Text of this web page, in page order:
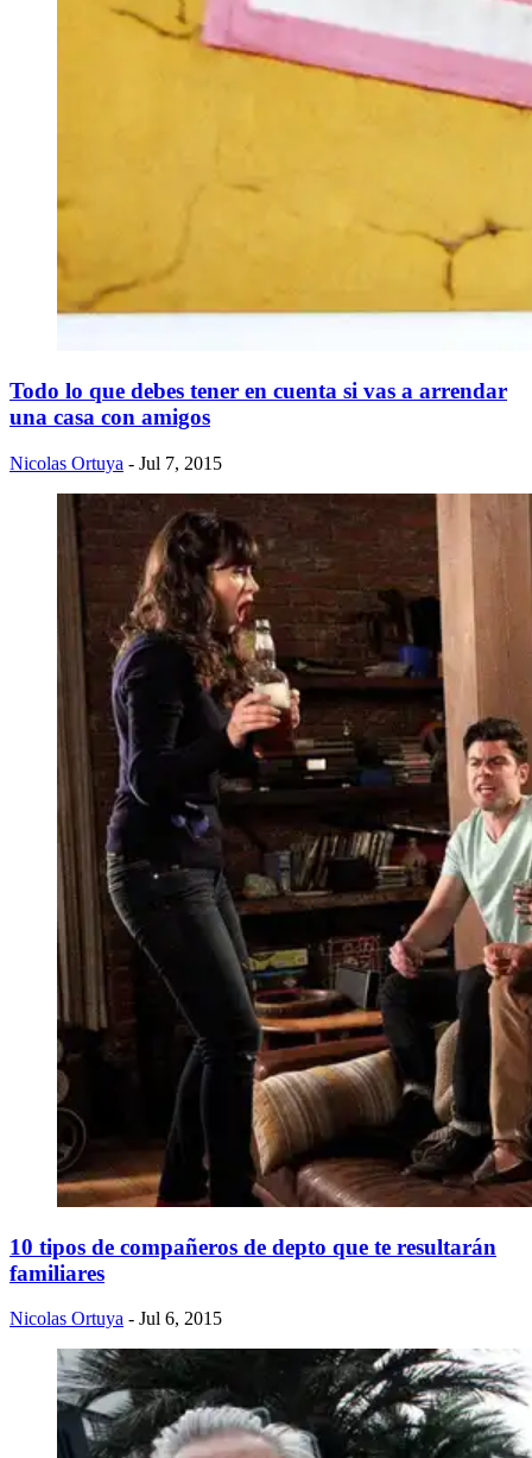
Todo lo que debes tener en cuenta si vas a arrendar
una casa con amigos
Nicolas Ortuya - Jul 7, 2015
10 tipos de compañeros de depto que te resultarán
familiares
Nicolas Ortuya - Jul 6, 2015